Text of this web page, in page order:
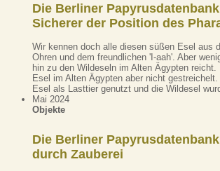
Die Berliner
Sicherer der Position des
Wir kennen doch alle diesen süßen Esel aus
Ohren und dem freundlichen 'I-aah'. Aber
hin zu den Wildeseln im Alten Ägypten
Esel im Alten Ägypten aber nicht
Esel als Lasttier genutzt und die Wildesel
Mai 2024
Objekte
Die Berliner
durch Zauberei